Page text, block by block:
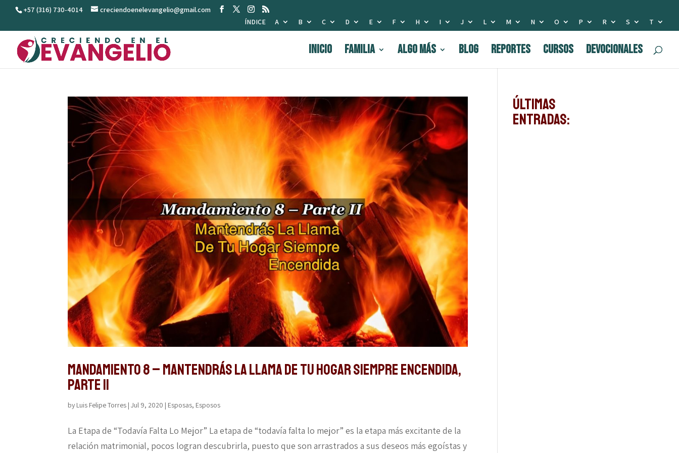
+57 (316) 730-4014
creciendoenelevangelio@gmail.com
ÍNDICE
A B C D E F H I J L M N O P R S T
INICIO FAMILIA Algo Más BLOG Reportes Cursos Devocionales
MANDAMIENTO 8 – MANTENDRÁS LA LLAMA DE TU HOGAR SIEMPRE ENCENDIDA,
PARTE II
by Luis Felipe Torres |Jul 9, 2020 | Esposas, Esposos
La Etapa de “Todavía Falta Lo Mejor” La etapa de “todavía falta lo mejor” es la etapa más excitante de la
relación matrimonial, pocos logran descubrirla, puesto que son arrastrados a sus deseos más egoístas y
Últimas
Entradas: